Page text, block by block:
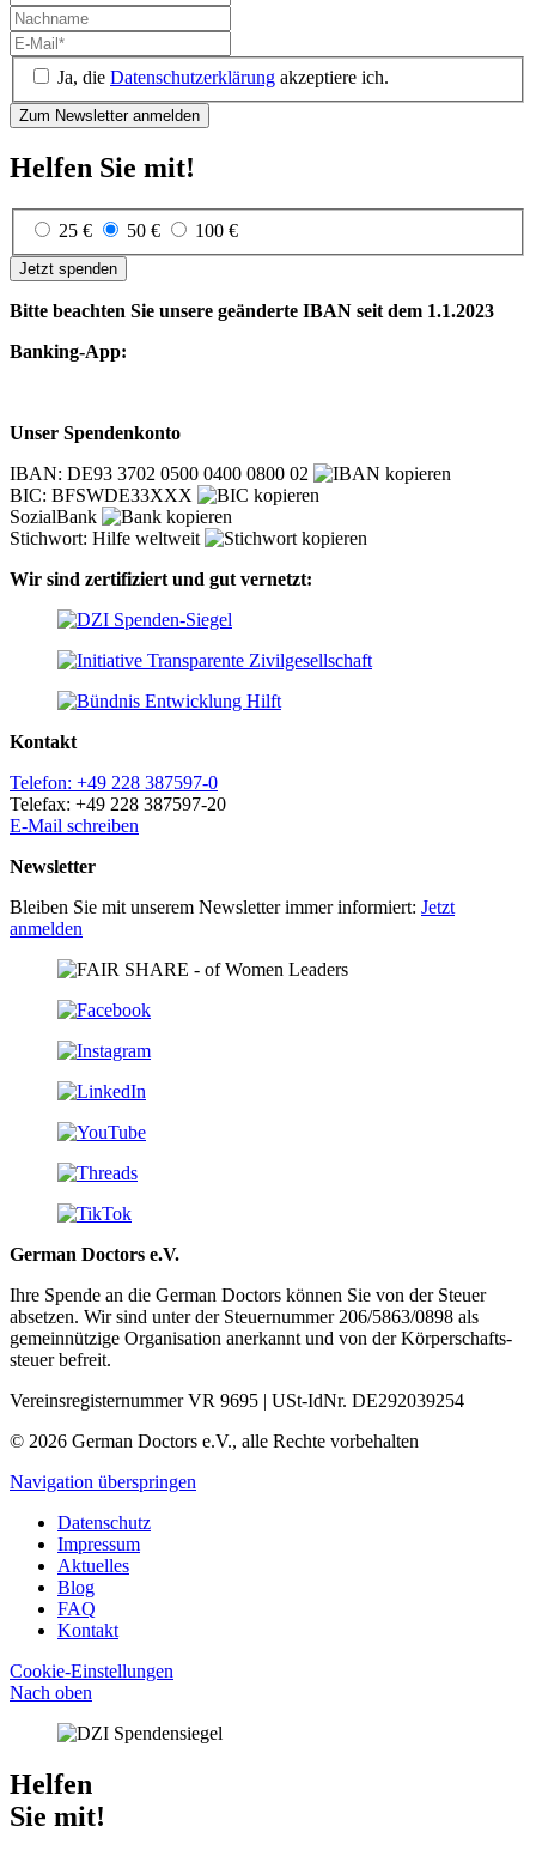
Ja, die Datenschutzerklärung akzeptiere ich.
Helfen Sie mit!
25 € 50 € 100 €
Jetzt spenden
Bitte beachten Sie unsere geänderte IBAN seit dem 1.1.2023
Banking-App:
Unser Spendenkonto
IBAN: DE93 3702 0500 0400 0800 02
BIC: BFSWDE33XXX
SozialBank
Stichwort: Hilfe weltweit
Wir sind zertifiziert und gut vernetzt:
Kontakt
Telefon: +49 228 387597-0
Telefax: +49 228 387597-20
E-Mail schreiben
Newsletter
Bleiben Sie mit unserem Newsletter immer informiert: Jetzt
anmelden
German Doctors e.V.
Ihre Spende an die German Doctors können Sie von der Steuer
absetzen. Wir sind unter der Steuer­nummer 206/5863/0898 als
gemein­nützige Organisation aner­kannt und von der Körper­schafts­
steuer befreit.
Vereinsregisternummer VR 9695 | USt-IdNr. DE292039254
© 2026 German Doctors e.V., alle Rechte vorbehalten
Navigation überspringen
Datenschutz
Impressum
Aktuelles
Blog
FAQ
Kontakt
Cookie-Einstellungen
Nach oben
Helfen
Sie mit!